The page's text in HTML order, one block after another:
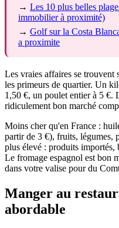
→ Les 10 plus belles
immobilier à proximité)
→ Golf sur la Costa
a proximite
Les vraies affaires se trouvent
les primeurs de quartier. Un
1,50 €, un poulet entier à 5 €.
ridiculement bon marché
Moins cher qu'en France :
partir de 3 €), fruits, légumes,
plus élevé : produits importés,
Le fromage espagnol est bon
dans votre valise pour du
Manger au
abordable